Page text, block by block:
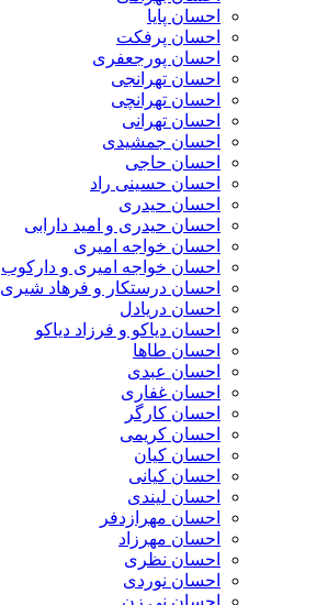
احسان پایا
احسان پرفکت
احسان پورجعفری
احسان تهرانجی
احسان تهرانچی
احسان تهرانی
احسان جمشیدی
احسان حاجی
احسان حسینی راد
احسان حیدری
احسان حیدری و امید دارابی
احسان خواجه امیری
احسان خواجه امیری و دارکوب
احسان درستكار و فرهاد شيرى
احسان دریادل
احسان دیاکو و فرزاد دیاکو
احسان طاها
احسان عبدی
احسان غفاری
احسان کارگر
احسان کریمی
احسان کیان
احسان کیانی
احسان لیندی
احسان مهرازدفر
احسان مهرزاد
احسان نظری
احسان نوردی